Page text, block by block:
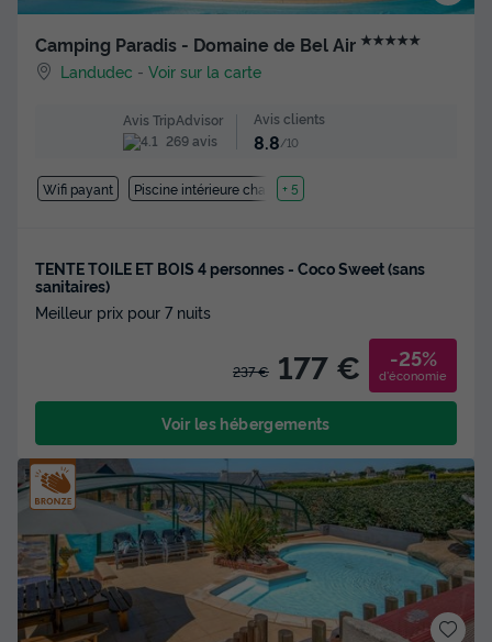
Camping Paradis - Domaine de Bel Air ★★★★★
Landudec -Voir sur la carte
Avis TripAdvisor
269 avis
Avis clients
8.8/10
Wifi payant Piscine intérieure chauffée
+ 5
TENTE TOILE ET BOIS 4 personnes - Coco Sweet (sans
sanitaires)
Meilleur prix pour 7 nuits
237 € 177 € -25%
d'économie
Voir les hébergements